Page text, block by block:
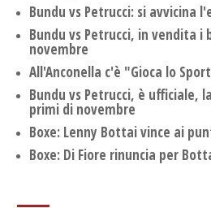
Bundu vs Petrucci: si avvicina
Bundu vs Petrucci, in vendita
novembre
All'Anconella c'è "Gioca lo
Bundu vs Petrucci, è ufficiale,
primi di novembre
Boxe: Lenny Bottai vince ai
Boxe: Di Fiore rinuncia per